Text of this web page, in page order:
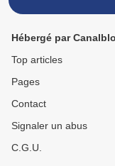
Hébergé par
Top articles
Pages
Contact
Signaler un abus
C.G.U.